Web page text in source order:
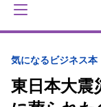
気になるビジネス本
東日本大震